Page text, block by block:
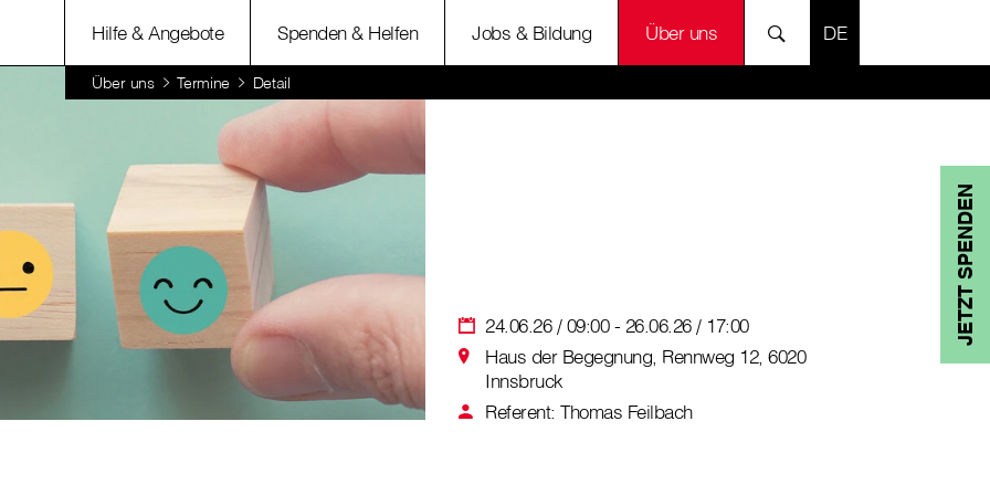
Hilfe & Angebote Spenden & Helfen Jobs & Bildung Über uns SPRACHE
Über uns Termine Detail
JETZT SPENDEN
24.06.26 / 09:00 - 26.06.26 / 17:00
Haus der Begegnung, Rennweg 12, 6020
Innsbruck
Referent: Thomas Feilbach